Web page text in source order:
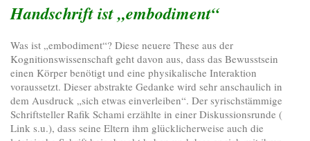
Handschrift ist „embodiment“
Was ist „embodiment“? Diese neuere These aus der
Kognitionswissenschaft geht davon aus, dass das Bewusstsein
einen Körper benötigt und eine physikalische Interaktion
voraussetzt. Dieser abstrakte Gedanke wird sehr anschaulich in
dem Ausdruck „sich etwas einverleiben“. Der syrischstämmige
Schriftsteller Rafik Schami erzählte in einer Diskussionsrunde (
Link s.u.), dass seine Eltern ihm glücklicherweise auch die